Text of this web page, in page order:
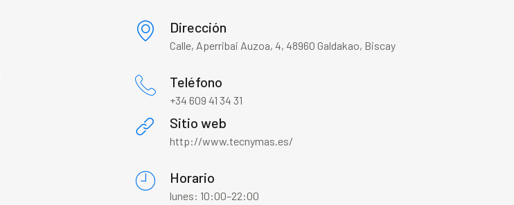
Dirección
Calle, Aperribai Auzoa, 4, 48960 Galdakao, Biscay
Teléfono
+34 609 41 34 31
Sitio web
http://www.tecnymas.es/
Horario
lunes: 10:00–22:00